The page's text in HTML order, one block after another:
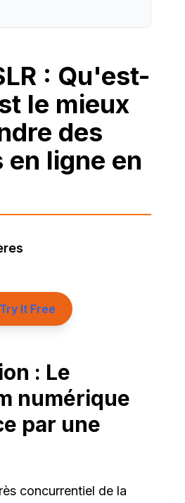
: Qu'est-
le mieux
des
ligne en
Try It Free
: Le
numérique
par une
concurrentiel de la